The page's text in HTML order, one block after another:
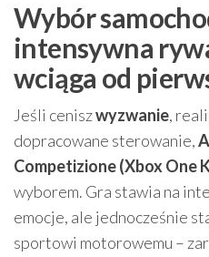
Wybór
intensywna
wciąga od
Jeśli ceniszwyzwanie,
dopracowane sterowanie,
Competizione (Xbox One
wyborem. Gra stawia na
emocje, ale jednocześnie
sportowi motorowemu –